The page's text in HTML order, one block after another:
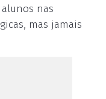
nas
mas jamais